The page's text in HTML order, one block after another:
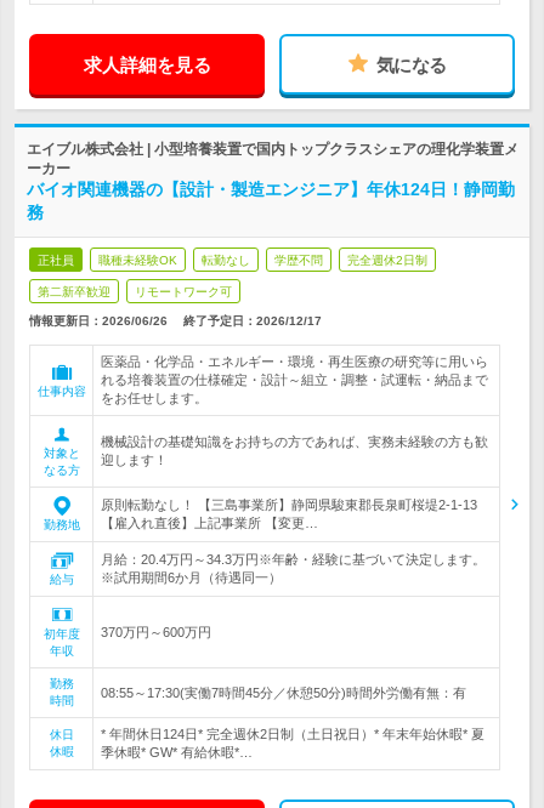
求人詳細を見る 気になる
エイブル株式会社 | 小型培養装置で国内トップクラスシェアの理化学装置メ
ーカー
バイオ関連機器の【設計・製造エンジニア】年休124日！静岡勤
務
正社員 職種未経験OK 転勤なし 学歴不問 完全週休2日制
第二新卒歓迎 リモートワーク可
情報更新日：2026/06/26 終了予定日： 2026/12/17
仕事内容
医薬品・化学品・エネルギー・環境・再生医療の研究等に用いら
れる培養装置の仕様確定・設計～組立・調整・試運転・納品まで
をお任せします。
対象と
なる方
機械設計の基礎知識をお持ちの方であれば、実務未経験の方も歓
迎します！
勤務地
原則転勤なし！ 【三島事業所】静岡県駿東郡長泉町桜堤2-1-13
【雇入れ直後】上記事業所 【変更…
給与
月給：20.4万円～34.3万円※年齢・経験に基づいて決定します。
※試用期間6か月（待遇同一）
初年度
年収
370万円～600万円
勤務
時間
08:55～17:30(実働7時間45分／休憩50分)時間外労働有無：有
休日
休暇
* 年間休日124日* 完全週休2日制（土日祝日）* 年末年始休暇* 夏
季休暇* GW* 有給休暇*…